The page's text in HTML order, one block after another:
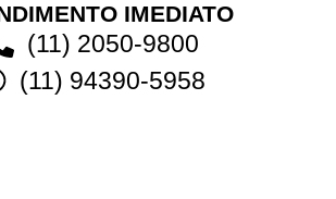
IMEDIATO
(11) 2050-9800
(11) 94390-5958